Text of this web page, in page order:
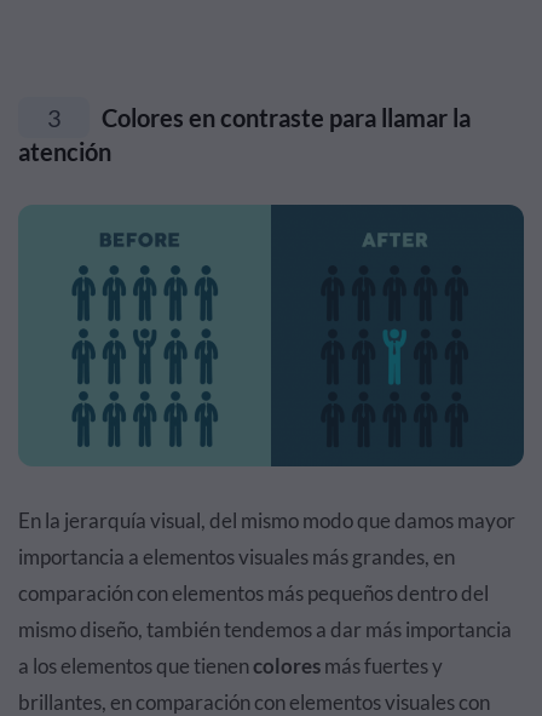
3
Colores en contraste para llamar la
atención
En la jerarquía visual, del mismo modo que damos mayor
importancia a elementos visuales más grandes, en
comparación con elementos más pequeños dentro del
mismo diseño, también tendemos a dar más importancia
a los elementos que tienencoloresmás fuertes y
brillantes, en comparación con elementos visuales con